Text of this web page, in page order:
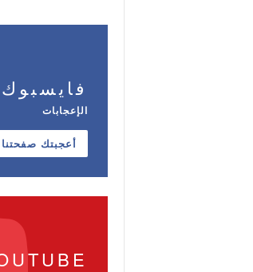
فايسبوك
الإعجابات
أعجبتك صفحتنا